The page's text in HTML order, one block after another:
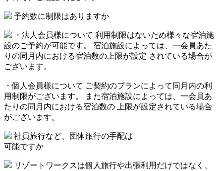
予約数に制限はありますか
・法人会員様について 利用制限はないため様々な宿泊施
設のご予約が可能です。 宿泊施設によっては、一会員あた
りの同月内における宿泊数の上限が設定 されている場合が
ございます。
・個人会員様について ご契約のプランによって同月内の利
用制限がございます。 また宿泊施設によっては、一会員あ
たりの同月内における宿泊数の 上限が設定されている場合
がございます。
社員旅行など、団体旅行の手配は
可能ですか
リゾートワークスは個人旅行や出張利用だけではなく、